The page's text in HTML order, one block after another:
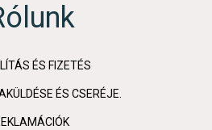
ÉS FIZETÉS
ÉS CSERÉJE.